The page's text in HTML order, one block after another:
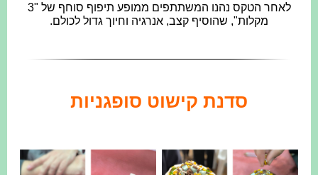
לאחר הטקס נהנו המשתתפים ממופע תיפוף סוחף של "3
מקלות", שהוסיף קצב, אנרגיה וחיוך גדול לכולם.
סדנת קישוט סופגניות